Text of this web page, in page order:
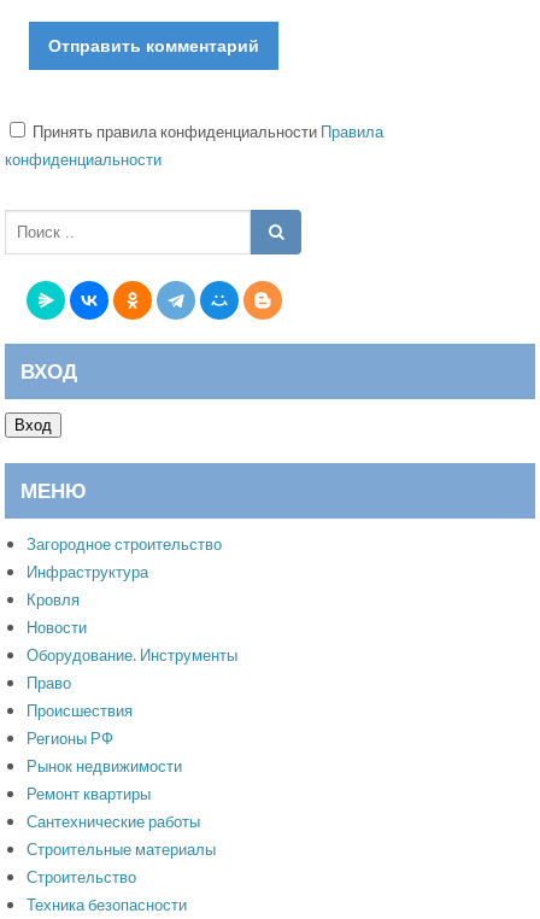
Принять правила конфиденциальности Правила
конфиденциальности
ВХОД
Вход
МЕНЮ
Загородное строительство
Инфраструктура
Кровля
Новости
Оборудование. Инструменты
Право
Происшествия
Регионы РФ
Рынок недвижимости
Ремонт квартиры
Сантехнические работы
Строительные материалы
Строительство
Техника безопасности